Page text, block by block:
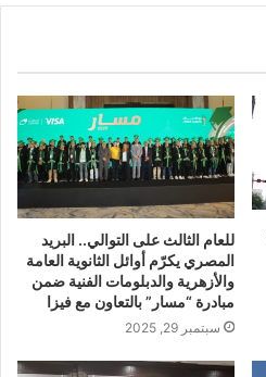
للعام الثالث على التوالي.. البريد
المصري يكرّم أوائل الثانوية العامة
والأزهرية والدبلومات الفنية ضمن
مبادرة “مسار” بالتعاون مع فيزا
سبتمبر 29, 2025